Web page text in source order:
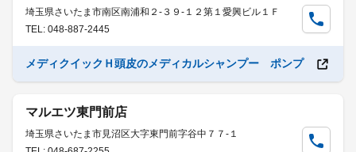
埼玉県さいたま市南区南浦和２-３９-１２第１愛興ビル１Ｆ
TEL: 048-887-2445
メディクイックＨ頭皮のメディカルシャンプー ポンプ
マルエツ東門前店
埼玉県さいたま市見沼区大字東門前字谷中７７-１